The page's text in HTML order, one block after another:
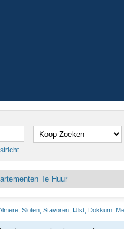
Te Huur
Sloten, Stavoren, IJlst, Dokkum.